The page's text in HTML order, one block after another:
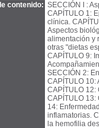
contenido: SECCIÓN I :
CAPÍTULO 1:
clínica.
Aspectos
alimentación y
otras "dietas
CAPÍTULO 9:
SECCIÓN 2:
CAPÍTULO 10:
CAPÍTULO 12:
CAPÍTULO
14:
inflamatorias.
la hemofilia